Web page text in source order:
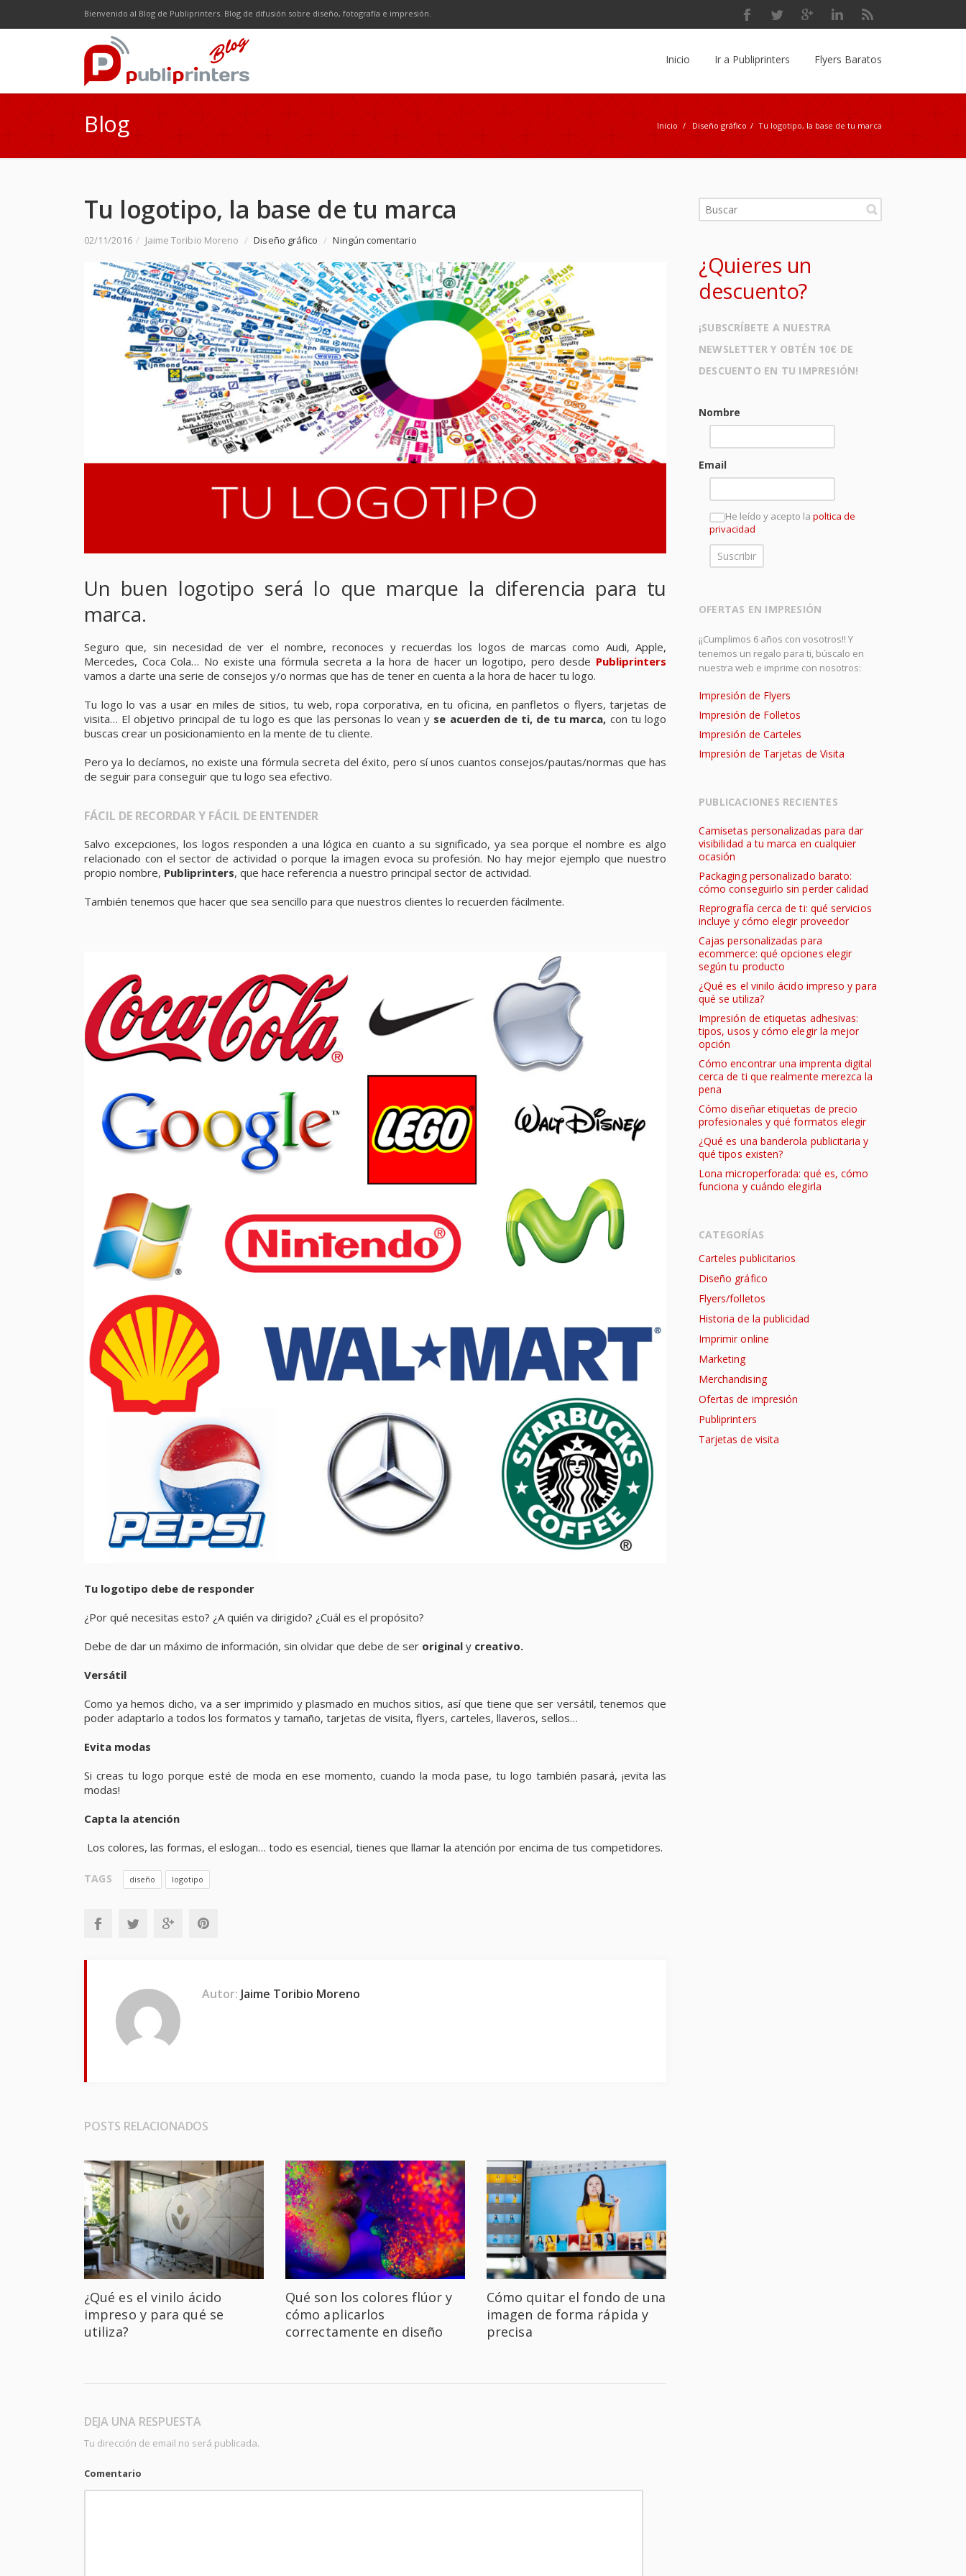
Bienvenido al Blog de Publiprinters. Blog de difusión sobre diseño, fotografía e impresión.
FacebookTwitterGoogle Plus
LinkedInRSS
Inicio Ir a Publiprinters Flyers Baratos
Inicio / Diseño gráfico / Tu logotipo, la base de tu marca
Blog
Tu logotipo, la base de tu marca
02/11/2016 / Jaime Toribio Moreno / Diseño gráfico / Ningún comentario
Un buen logotipo será lo que marque la diferencia para tu
marca.
Seguro que, sin necesidad de ver el nombre, reconoces y recuerdas los logos de marcas como Audi, Apple,
Mercedes, Coca Cola… No existe una fórmula secreta a la hora de hacer un logotipo, pero desde Publiprinters
vamos a darte una serie de consejos y/o normas que has de tener en cuenta a la hora de hacer tu logo.
Tu logo lo vas a usar en miles de sitios, tu web, ropa corporativa, en tu oficina, en panfletos o flyers, tarjetas de
visita… El objetivo principal de tu logo es que las personas lo vean y se acuerden de ti, de tu marca, con tu logo
buscas crear un posicionamiento en la mente de tu cliente.
Pero ya lo decíamos, no existe una fórmula secreta del éxito, pero sí unos cuantos consejos/pautas/normas que has
de seguir para conseguir que tu logo sea efectivo.
FÁCIL DE RECORDAR Y FÁCIL DE ENTENDER
Salvo excepciones, los logos responden a una lógica en cuanto a su significado, ya sea porque el nombre es algo
relacionado con el sector de actividad o porque la imagen evoca su profesión. No hay mejor ejemplo que nuestro
propio nombre, Publiprinters, que hace referencia a nuestro principal sector de actividad.
También tenemos que hacer que sea sencillo para que nuestros clientes lo recuerden fácilmente.
Tu logotipo debe de responder
¿Por qué necesitas esto? ¿A quién va dirigido? ¿Cuál es el propósito?
Debe de dar un máximo de información, sin olvidar que debe de ser original y creativo.
Versátil
Como ya hemos dicho, va a ser imprimido y plasmado en muchos sitios, así que tiene que ser versátil, tenemos que
poder adaptarlo a todos los formatos y tamaño, tarjetas de visita, flyers, carteles, llaveros, sellos…
Evita modas
Si creas tu logo porque esté de moda en ese momento, cuando la moda pase, tu logo también pasará, ¡evita las
modas!
Capta la atención
Los colores, las formas, el eslogan… todo es esencial, tienes que llamar la atención por encima de tus competidores.
TAGS diseño logotipo
Autor: Jaime Toribio Moreno
POSTS RELACIONADOS
¿Qué es el vinilo ácido
impreso y para qué se
utiliza?
Qué son los colores flúor y
cómo aplicarlos
correctamente en diseño
Cómo quitar el fondo de una
imagen de forma rápida y
precisa
DEJA UNA RESPUESTA
Tu dirección de email no será publicada.
Comentario
¿Quieres un
descuento?
¡SUBSCRÍBETE A NUESTRA
NEWSLETTER Y OBTÉN 10€ DE
DESCUENTO EN TU IMPRESIÓN!
Nombre
Email
He leído y acepto la poltica de
privacidad
OFERTAS EN IMPRESIÓN
¡¡Cumplimos 6 años con vosotros!! Y
tenemos un regalo para ti, búscalo en
nuestra web e imprime con nosotros:
Impresión de Flyers
Impresión de Folletos
Impresión de Carteles
Impresión de Tarjetas de Visita
PUBLICACIONES RECIENTES
Camisetas personalizadas para dar
visibilidad a tu marca en cualquier
ocasión
Packaging personalizado barato:
cómo conseguirlo sin perder calidad
Reprografía cerca de ti: qué servicios
incluye y cómo elegir proveedor
Cajas personalizadas para
ecommerce: qué opciones elegir
según tu producto
¿Qué es el vinilo ácido impreso y para
qué se utiliza?
Impresión de etiquetas adhesivas:
tipos, usos y cómo elegir la mejor
opción
Cómo encontrar una imprenta digital
cerca de ti que realmente merezca la
pena
Cómo diseñar etiquetas de precio
profesionales y qué formatos elegir
¿Qué es una banderola publicitaria y
qué tipos existen?
Lona microperforada: qué es, cómo
funciona y cuándo elegirla
CATEGORÍAS
Carteles publicitarios
Diseño gráfico
Flyers/folletos
Historia de la publicidad
Imprimir online
Marketing
Merchandising
Ofertas de impresión
Publiprinters
Tarjetas de visita